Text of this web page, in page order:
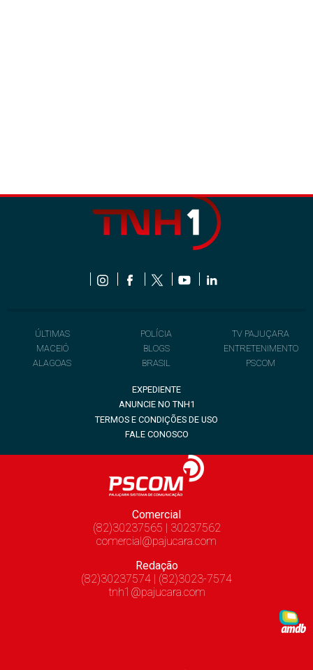
ÚLTIMAS
MACEIÓ
ALAGOAS
POLÍCIA
BLOGS
BRASIL
TV PAJUÇARA
ENTRETENIMENTO
PSCOM
EXPEDIENTE
ANUNCIE NO TNH1
TERMOS E CONDIÇÕES DE USO
FALE CONOSCO
Comercial
(82)30237565 | 30237562
comercial@pajucara.com
Redação
(82)30237574 | (82)3023-7574
tnh1@pajucara.com